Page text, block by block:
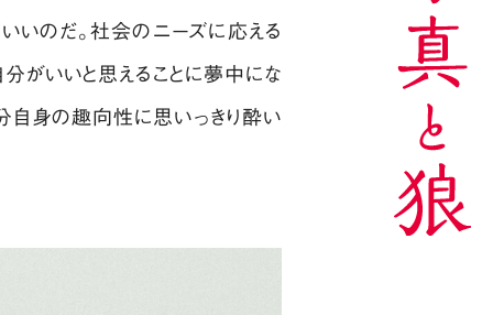
いいのだ。社会のニーズに応える
がいいと思えることに夢中にな
分自身の趣向性に思いっきり酔い